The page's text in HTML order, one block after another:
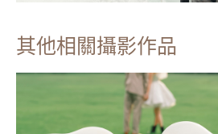
其他相關攝影作品